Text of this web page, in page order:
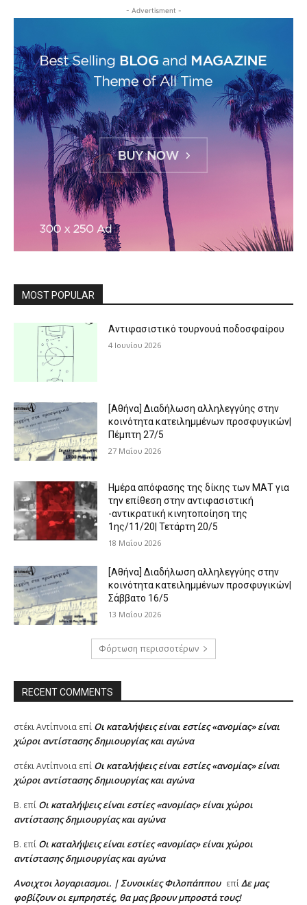
- Advertisment -
MOST POPULAR
Αντιφασιστικό τουρνουά ποδοσφαίρου
4 Ιουνίου 2026
[Αθήνα] Διαδήλωση αλληλεγγύης στην
κοινότητα κατειλημμένων προσφυγικών|
Πέμπτη 27/5
27 Μαΐου 2026
Ημέρα απόφασης της δίκης των ΜΑΤ για
την επίθεση στην αντιφασιστική
-αντικρατική κινητοποίηση της
1ης/11/20| Τετάρτη 20/5
18 Μαΐου 2026
[Αθήνα] Διαδήλωση αλληλεγγύης στην
κοινότητα κατειλημμένων προσφυγικών|
Σάββατο 16/5
13 Μαΐου 2026
Φόρτωση περισσοτέρων
RECENT COMMENTS
στέκι Αντίπνοια επί Oι καταλήψεις είναι εστίες «ανομίας» είναι
χώροι αντίστασης δημιουργίας και αγώνα
στέκι Αντίπνοια επί Oι καταλήψεις είναι εστίες «ανομίας» είναι
χώροι αντίστασης δημιουργίας και αγώνα
Β. επί Oι καταλήψεις είναι εστίες «ανομίας» είναι χώροι
αντίστασης δημιουργίας και αγώνα
Β. επί Oι καταλήψεις είναι εστίες «ανομίας» είναι χώροι
αντίστασης δημιουργίας και αγώνα
Ανοιχτοι λογαριασμοι. | Συνοικίες Φιλοπάππου επίΔε μας
φοβίζουν οι εμπρηστές, θα μας βρουν μπροστά τους!